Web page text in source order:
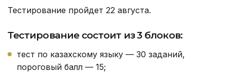
Тестирование пройдет 22 августа.
Тестирование состоит из 3 блоков:
тест по казахскому языку — 30 заданий,
пороговый балл — 15;